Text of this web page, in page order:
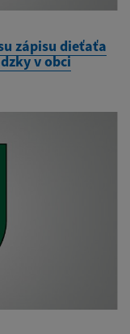
zápisu dieťaťa
v obci